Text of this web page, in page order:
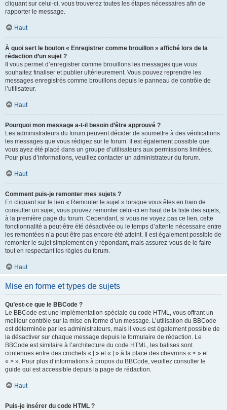
cliquant sur celui-ci, vous trouverez toutes les étapes nécessaires afin de
rapporter le message.
Haut
À quoi sert le bouton « Enregistrer comme brouillon » affiché lors de la
rédaction d’un sujet ?
Il vous permet d’enregistrer comme brouillons les messages que vous
souhaitez finaliser et publier ultérieurement. Vous pouvez reprendre les
messages enregistrés comme brouillons depuis le panneau de contrôle de
l’utilisateur.
Haut
Pourquoi mon message a-t-il besoin d’être approuvé ?
Les administrateurs du forum peuvent décider de soumettre à des vérifications
les messages que vous rédigez sur le forum. Il est également possible que
vous ayez été placé dans un groupe d’utilisateurs aux permissions limitées.
Pour plus d’informations, veuillez contacter un administrateur du forum.
Haut
Comment puis-je remonter mes sujets ?
En cliquant sur le lien « Remonter le sujet » lorsque vous êtes en train de
consulter un sujet, vous pouvez remonter celui-ci en haut de la liste des sujets,
à la première page du forum. Cependant, si vous ne voyez pas ce lien, cette
fonctionnalité a peut-être été désactivée ou le temps d’attente nécessaire entre
les remontées n’a peut-être pas encore été atteint. Il est également possible de
remonter le sujet simplement en y répondant, mais assurez-vous de le faire
tout en respectant les règles du forum.
Haut
Mise en forme et types de sujets
Qu’est-ce que le BBCode ?
Le BBCode est une implémentation spéciale du code HTML, vous offrant un
meilleur contrôle sur la mise en forme d’un message. L’utilisation du BBCode
est déterminée par les administrateurs, mais il vous est également possible de
la désactiver sur chaque message depuis le formulaire de rédaction. Le
BBCode est similaire à l’architecture du code HTML, les balises sont
contenues entre des crochets « [ » et « ] » à la place des chevrons « < » et
« > ». Pour plus d’informations à propos du BBCode, veuillez consulter le
guide qui est accessible depuis la page de rédaction.
Haut
Puis-je insérer du code HTML ?